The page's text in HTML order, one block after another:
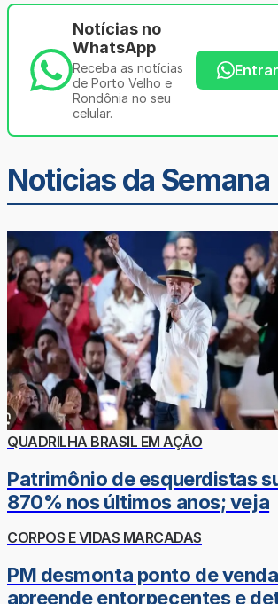
Notícias no
WhatsApp
Receba as notícias
de Porto Velho e
Rondônia no seu
celular.
Noticias da Semana
QUADRILHA BRASIL EM AÇÃO
Patrimônio de esquerdistas
870% nos últimos anos; veja
CORPOS E VIDAS MARCADAS
PM desmonta ponto de
apreende entorpecentes e